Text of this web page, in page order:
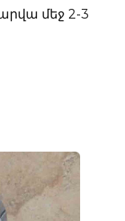
մեջ 2-3